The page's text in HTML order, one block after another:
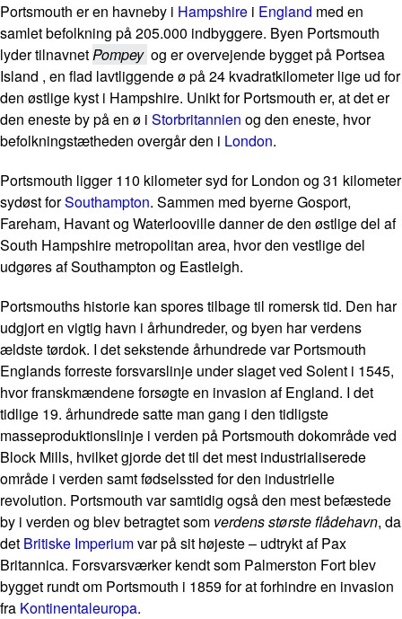
Portsmouth er en havneby i Hampshire i England med en
samlet befolkning på 205.000 indbyggere. Byen Portsmouth
lyder tilnavnetPompey og er overvejende bygget på Portsea
Island , en flad lavtliggende ø på 24 kvadratkilometer lige ud for
den østlige kyst i Hampshire. Unikt for Portsmouth er, at det er
den eneste by på en ø i Storbritannien og den eneste, hvor
befolkningstætheden overgår den i London.
Portsmouth ligger 110 kilometer syd for London og 31 kilometer
sydøst forSouthampton. Sammen med byerne Gosport,
Fareham, Havant og Waterlooville danner de den østlige del af
South Hampshire metropolitan area, hvor den vestlige del
udgøres af Southampton og Eastleigh.
Portsmouths historie kan spores tilbage til romersk tid. Den har
udgjort en vigtig havn i århundreder, og byen har verdens
ældste tørdok. I det sekstende århundrede var Portsmouth
Englands forreste forsvarslinje under slaget ved Solent i 1545,
hvor franskmændene forsøgte en invasion af England. I det
tidlige 19. århundrede satte man gang i den tidligste
masseproduktionslinje i verden på Portsmouth dokområde ved
Block Mills, hvilket gjorde det til det mest industrialiserede
område i verden samt fødselssted for den industrielle
revolution. Portsmouth var samtidig også den mest befæstede
by i verden og blev betragtet som verdens største flådehavn, da
det Britiske Imperiumvar på sit højeste – udtrykt af Pax
Britannica. Forsvarsværker kendt som Palmerston Fort blev
bygget rundt om Portsmouth i 1859 for at forhindre en invasion
fra Kontinentaleuropa.